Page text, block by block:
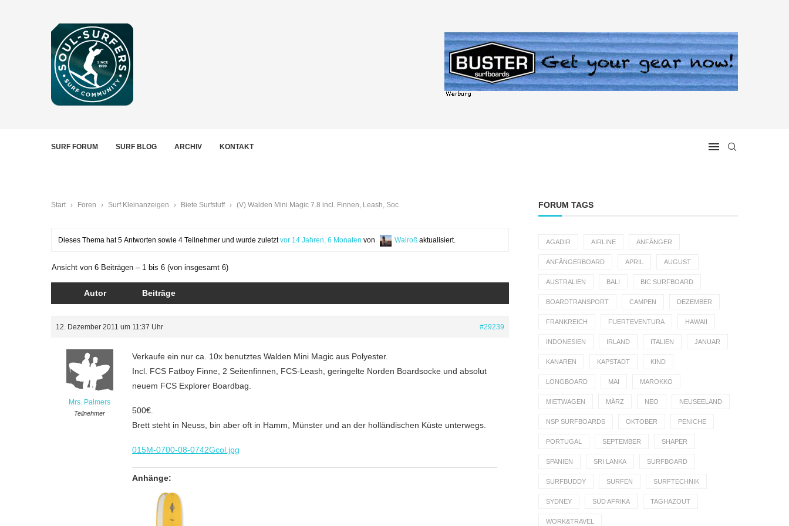
SURF FORUM SURF BLOG ARCHIV KONTAKT
Start › Foren › Surf Kleinanzeigen › Biete Surfstuff › (V) Walden Mini Magic 7.8 incl. Finnen, Leash, Soc
Dieses Thema hat 5 Antworten sowie 4 Teilnehmer und wurde zuletztvor 14 Jahren, 6 Monaten von Walroß aktualisiert.
Ansicht von 6 Beiträgen – 1 bis 6 (von insgesamt 6)
Autor Beiträge
12. Dezember 2011 um 11:37 Uhr #29239
Mrs. Palmers
Teilnehmer
Verkaufe ein nur ca. 10x benutztes Walden Mini Magic aus Polyester.
Incl. FCS Fatboy Finne, 2 Seitenfinnen, FCS-Leash, geringelte Norden Boardsocke und absolut
neuem FCS Explorer Boardbag.
500€.
Brett steht in Neuss, bin aber oft in Hamm, Münster und an der holländischen Küste unterwegs.
015M-0700-08-0742Gcol.jpg
Anhänge:
FORUM TAGS
AGADIR AIRLINE ANFÄNGER
ANFÄNGERBOARD APRIL AUGUST
AUSTRALIEN BALI BIC SURFBOARD
BOARDTRANSPORT CAMPEN DEZEMBER
FRANKREICH FUERTEVENTURA HAWAII
INDONESIEN IRLAND ITALIEN JANUAR
KANAREN KAPSTADT KIND
LONGBOARD MAI MAROKKO
MIETWAGEN MÄRZ NEO NEUSEELAND
NSP SURFBOARDS OKTOBER PENICHE
PORTUGAL SEPTEMBER SHAPER
SPANIEN SRI LANKA SURFBOARD
SURFBUDDY SURFEN SURFTECHNIK
SYDNEY SÜD AFRIKA TAGHAZOUT
WORK&TRAVEL